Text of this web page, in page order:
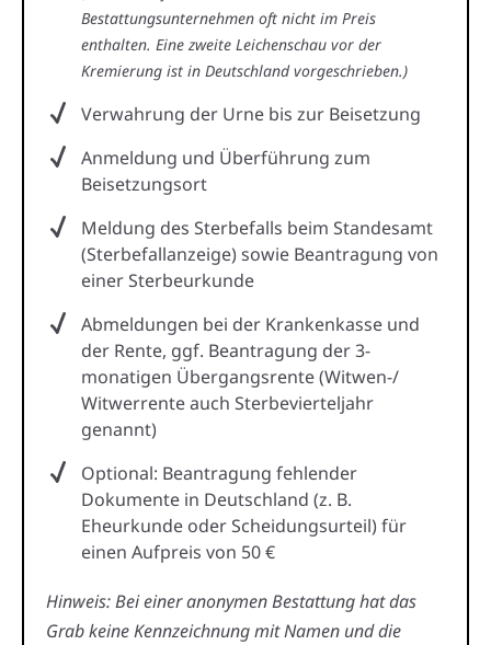
Bestattungsunternehmen oft nicht im Preis
enthalten. Eine zweite Leichenschau vor der
Kremierung ist in Deutschland vorgeschrieben.)
Verwahrung der Urne bis zur Beisetzung
Anmeldung und Überführung zum
Beisetzungsort
Meldung des Sterbefalls beim Standesamt
(Sterbefallanzeige) sowie Beantragung von
einer Sterbeurkunde
Abmeldungen bei der Krankenkasse und
der Rente, ggf. Beantragung der 3-
monatigen Übergangsrente (Witwen-/
Witwerrente auch Sterbevierteljahr
genannt)
Optional: Beantragung fehlender
Dokumente in Deutschland (z. B.
Eheurkunde oder Scheidungsurteil) für
einen Aufpreis von 50 €
Hinweis: Bei einer anonymen Bestattung hat das
Grab keine Kennzeichnung mit Namen und die